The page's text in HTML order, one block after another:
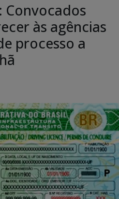
Convocados
às agências
processo a